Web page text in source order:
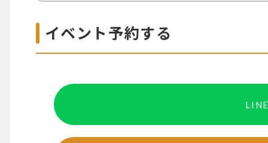
イベント予約する